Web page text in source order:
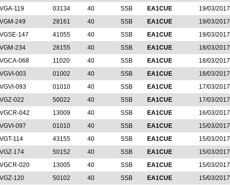
VGA-119 03134 40 SSB EA1CUE
19/03/2017
VGM-249 28161 40 SSB EA1CUE
19/03/2017
VGSE-147 41055 40 SSB EA1CUE
19/03/2017
VGM-234 28155 40 SSB EA1CUE
18/03/2017
VGCA-068 11020 40 SSB EA1CUE
18/03/2017
VGVI-003 01002 40 SSB EA1CUE
18/03/2017
VGVI-093 01010 40 SSB EA1CUE
17/03/2017
VGZ-022 50022 40 SSB EA1CUE
17/03/2017
VGCR-042 13009 40 SSB EA1CUE
16/03/2017
VGVI-097 01010 40 SSB EA1CUE
15/03/2017
VGT-114 43155 40 SSB EA1CUE
15/03/2017
VGZ-174 50152 40 SSB EA1CUE
15/03/2017
VGCR-020 13005 40 SSB EA1CUE
15/03/2017
VGZ-120 50102 40 SSB EA1CUE
15/03/2017